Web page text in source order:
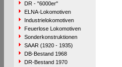
DR - "6000er"
ELNA-Lokomotiven
Industrielokomotiven
Feuerlose Lokomotiven
Sonderkonstruktionen
SAAR (1920 - 1935)
DB-Bestand 1968
DR-Bestand 1970